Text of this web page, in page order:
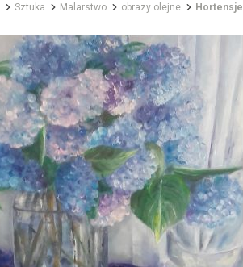
Sztuka Malarstwo obrazy olejne Hortensje